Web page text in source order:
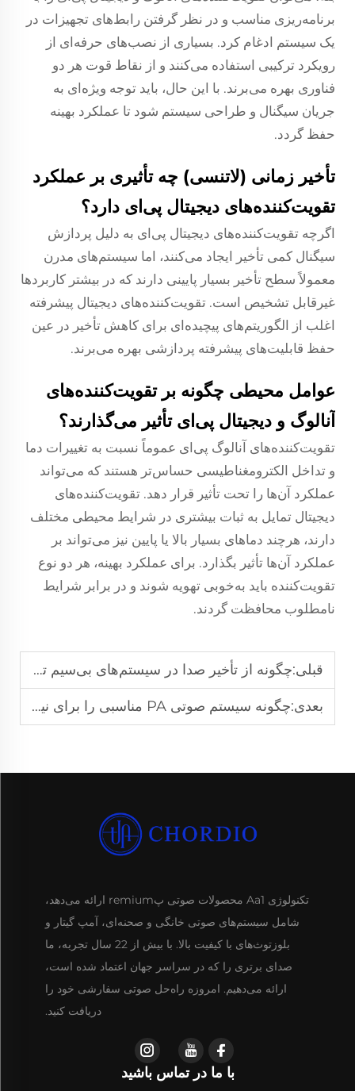
برنامه‌ریزی مناسب و در نظر گرفتن رابط‌های تجهیزات در
یک سیستم ادغام کرد. بسیاری از نصب‌های حرفه‌ای از
رویکرد ترکیبی استفاده می‌کنند و از نقاط قوت هر دو
فناوری بهره می‌برند. با این حال، باید توجه ویژه‌ای به
جریان سیگنال و طراحی سیستم شود تا عملکرد بهینه
حفظ گردد.
تأخیر زمانی (لاتنسی) چه تأثیری بر عملکرد
تقویت‌کننده‌های دیجیتال پی‌ای دارد؟
اگرچه تقویت‌کننده‌های دیجیتال پی‌ای به دلیل پردازش
سیگنال کمی تأخیر ایجاد می‌کنند، اما سیستم‌های مدرن
معمولاً سطح تأخیر بسیار پایینی دارند که در بیشتر کاربردها
غیرقابل تشخیص است. تقویت‌کننده‌های دیجیتال پیشرفته
اغلب از الگوریتم‌های پیچیده‌ای برای کاهش تأخیر در عین
حفظ قابلیت‌های پیشرفته پردازشی بهره می‌برند.
عوامل محیطی چگونه بر تقویت‌کننده‌های
آنالوگ و دیجیتال پی‌ای تأثیر می‌گذارند؟
تقویت‌کننده‌های آنالوگ پی‌ای عموماً نسبت به تغییرات دما
و تداخل الکترومغناطیسی حساس‌تر هستند که می‌تواند
عملکرد آن‌ها را تحت تأثیر قرار دهد. تقویت‌کننده‌های
دیجیتال تمایل به ثبات بیشتری در شرایط محیطی مختلف
دارند، هرچند دماهای بسیار بالا یا پایین نیز می‌تواند بر
عملکرد آن‌ها تأثیر بگذارد. برای عملکرد بهینه، هر دو نوع
تقویت‌کننده باید به‌خوبی تهویه شوند و در برابر شرایط
نامطلوب محافظت گردند.
قبلی:چگونه از تأخیر صدا در سیستم‌های بی‌سیم تقویت صدا جلوگیری کنیم؟
بعدی:چگونه سیستم صوتی PA مناسبی را برای نیازهای کسب‌وکار خود انتخاب کنید؟
تکنولوژی Aa1 محصولات صوتی پremium ارائه می‌دهد،
شامل سیستم‌های صوتی خانگی و صحنه‌ای، آمپ گیتار و
بلوزتوث‌های با کیفیت بالا. با بیش از 22 سال تجربه، ما
صدای برتری را که در سراسر جهان اعتماد شده است،
ارائه می‌دهیم. امروزه راه‌حل صوتی سفارشی خود را
دریافت کنید.
با ما در تماس باشید